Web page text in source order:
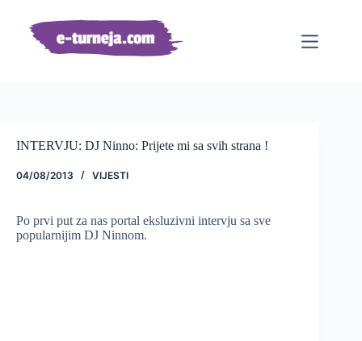
sadržaj
INTERVJU: DJ Ninno: Prijete mi sa svih strana !
04/08/2013 VIJESTI
Po prvi put za nas portal eksluzivni intervju sa sve
popularnijim DJ Ninnom.